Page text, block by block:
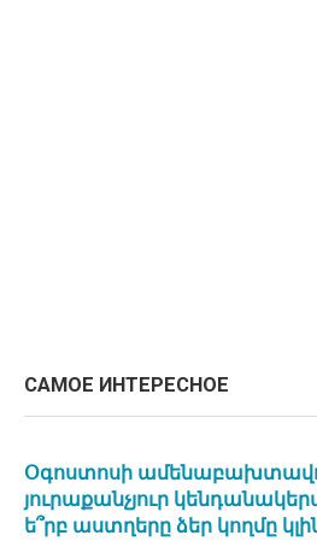
САМОЕ ИНТЕРЕСНОЕ
Օգոստոսի
յուրաքանչյուր
ե՞րբ աստղերը ձեր կողմը